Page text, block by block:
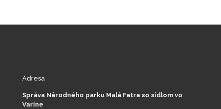
Adresa
Správa Národného parku Malá Fatra so sídlom vo
Varíne